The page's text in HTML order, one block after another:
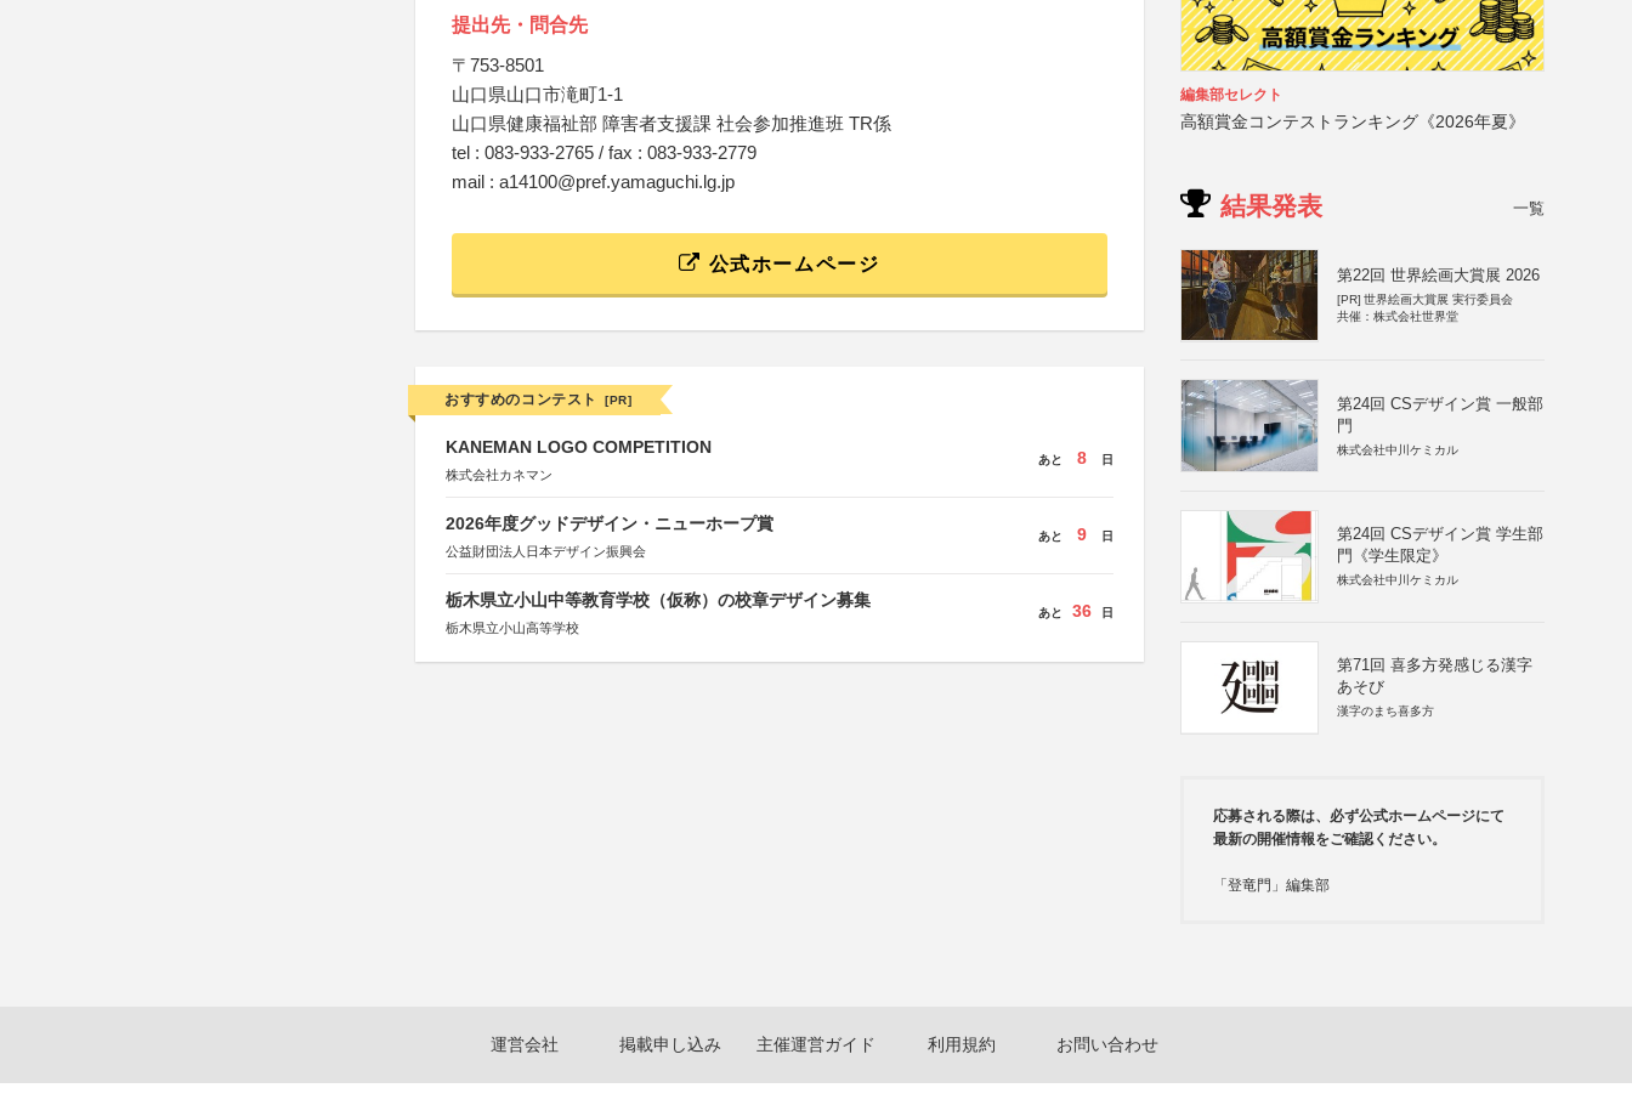
提出先・問合先
〒753-8501
山口県山口市滝町1-1
山口県健康福祉部 障害者支援課 社会参加推進班 TR係
tel : 083-933-2765 / fax : 083-933-2779
mail : a14100@pref.yamaguchi.lg.jp
公式ホームページ
おすすめのコンテスト [PR]
KANEMAN LOGO COMPETITION
株式会社カネマン
あと 8 日
2026年度グッドデザイン・ニューホープ賞
公益財団法人日本デザイン振興会
あと 9 日
栃木県立小山中等教育学校（仮称）の校章デザイン募集
栃木県立小山高等学校
あと 36 日
編集部セレクト
高額賞金コンテストランキング《2026年夏》
結果発表 一覧
第22回 世界絵画大賞展 2026
[PR] 世界絵画大賞展 実行委員会
共催：株式会社世界堂
第24回 CSデザイン賞 一般部
門
株式会社中川ケミカル
第24回 CSデザイン賞 学生部
門《学生限定》
株式会社中川ケミカル
第71回 喜多方発感じる漢字
あそび
漢字のまち喜多方
応募される際は、必ず公式ホームページにて
最新の開催情報をご確認ください。
「登竜門」編集部
運営会社 掲載申し込み 主催運営ガイド 利用規約 お問い合わせ